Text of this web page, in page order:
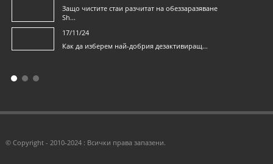
Защо чистите стаи разчитат на обеззаразяване
Sh...
17/11/24
Как да изберем най-добрия дезактивиращ...
© Copyright - 2010-2024 : Всички права запазени.